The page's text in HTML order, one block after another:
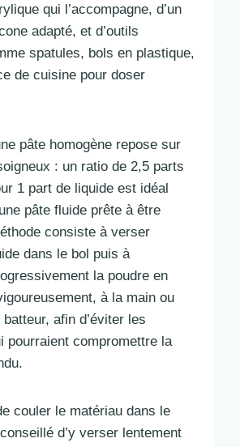
qui l’accompagne, d’un
adapté, et d’outils
spatules, bols en plastique,
de cuisine pour doser
pâte homogène repose sur
: un ratio de 2,5 parts
1 part de liquide est idéal
pâte fluide prête à être
consiste à verser
dans le bol puis à
la poudre en
à la main ou
afin d’éviter les
pourraient compromettre la
couler le matériau dans le
d’y verser lentement